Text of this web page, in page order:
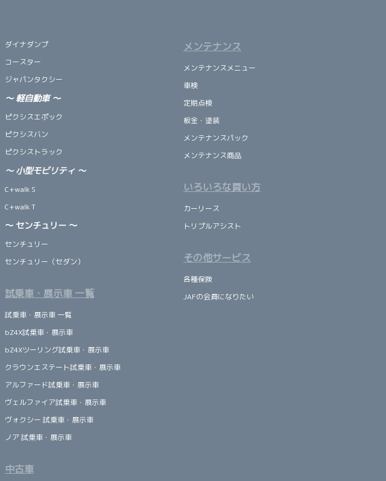
ダイナダンプ
コースター
ジャパンタクシー
～ 軽自動車～
ピクシスエポック
ピクシスバン
ピクシストラック
～ 小型モビリティ ～
C+walk S
C+walk T
～ センチュリー ～
センチュリー
センチュリー（セダン）
試乗車・展示車 一覧
試乗車・展示車 一覧
bZ4X試乗車・展示車
bZ4Xツーリング試乗車・展示車
クラウンエステート試乗車・展示車
アルファード試乗車・展示車
ヴェルファイア試乗車・展示車
ヴォクシー 試乗車・展示車
ノア 試乗車・展示車
中古車
メンテナンス
メンテナンスメニュー
車検
定期点検
板金・塗装
メンテナンスパック
メンテナンス商品
いろいろな買い方
カーリース
トリプルアシスト
その他サービス
各種保険
JAFの会員になりたい